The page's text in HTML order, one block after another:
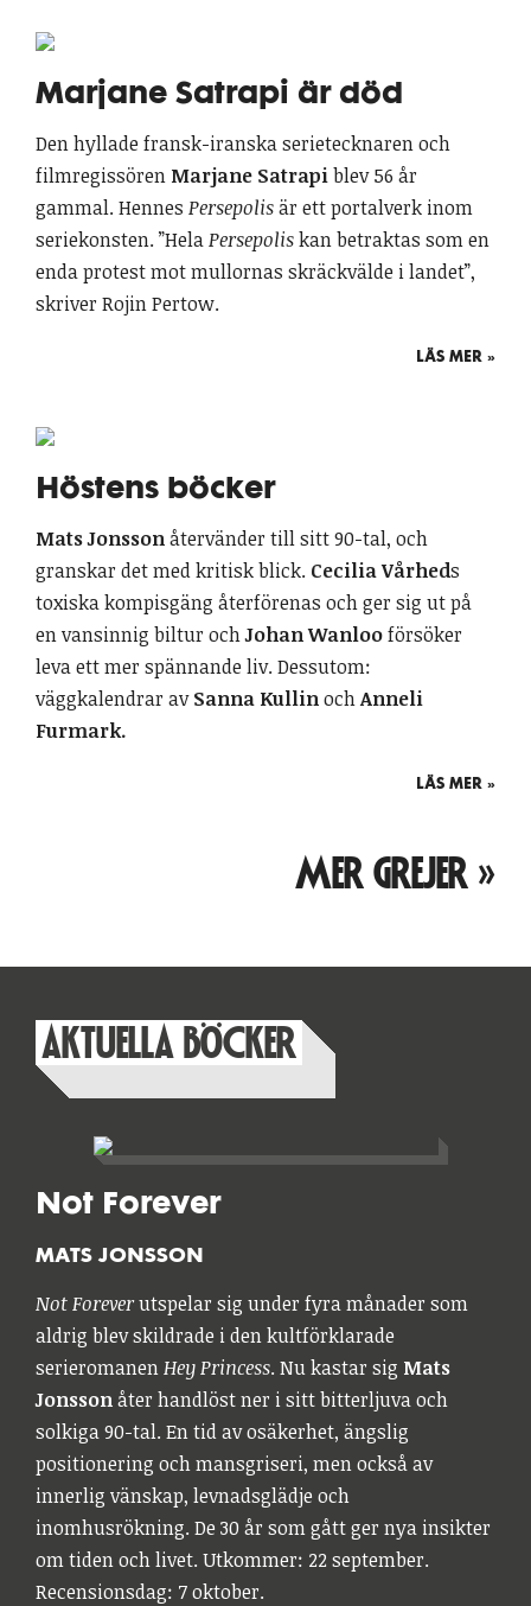
Marjane Satrapi är död
Den hyllade fransk-iranska serietecknaren och
filmregissören Marjane Satrapiblev 56 år
gammal. Hennes Persepolisär ett portalverk inom
seriekonsten. ”HelaPersepoliskan betraktas som en
enda protest mot mullornas skräckvälde i landet”,
skriver Rojin Pertow.
LÄS MER »
Höstens böcker
Mats Jonssonåtervänder till sitt 90-tal, och
granskar det med kritisk blick. Cecilia Vårheds
toxiska kompisgäng återförenas och ger sig ut på
en vansinnig biltur ochJohan Wanlooförsöker
leva ett mer spännande liv. Dessutom:
väggkalendrar avSanna KullinochAnneli
Furmark.
LÄS MER »
MER GREJER »
AKTUELLA BÖCKER
Not Forever
MATS JONSSON
Not Foreverutspelar sig under fyra månader som
aldrig blev skildrade i den kultförklarade
serieromanenHey Princess. Nu kastar sig Mats
Jonssonåter handlöst ner i sitt bitterljuva och
solkiga 90-tal. En tid av osäkerhet, ängslig
positionering och mansgriseri, men också av
innerlig vänskap, levnadsglädje och
inomhusrökning. De 30 år som gått ger nya insikter
om tiden och livet. Utkommer: 22 september.
Recensionsdag: 7 oktober.